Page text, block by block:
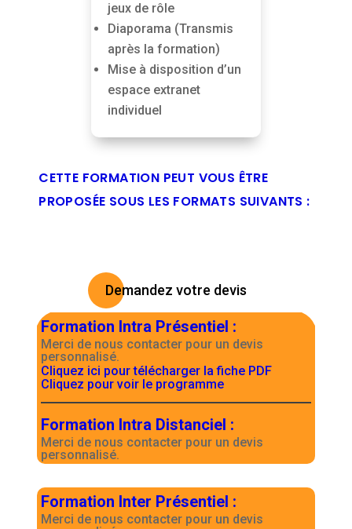
jeux de rôle
Diaporama (Transmis
après la formation)
Mise à disposition d’un
espace extranet
individuel
CETTE FORMATION PEUT VOUS ÊTRE
PROPOSÉE SOUS LES FORMATS SUIVANTS :
Demandez votre devis
Formation Intra Présentiel :
Merci de nous contacter pour un devis
personnalisé.
Cliquez ici pour télécharger la fiche PDF
Cliquez pour voir le programme
Formation Intra Distanciel :
Merci de nous contacter pour un devis
personnalisé.
Formation Inter Présentiel :
Merci de nous contacter pour un devis